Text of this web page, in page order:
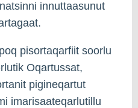
innuttaasunut
pisortaqarfiit soorlu
Oqartussat,
pigineqartut
imarisaateqarlutillu